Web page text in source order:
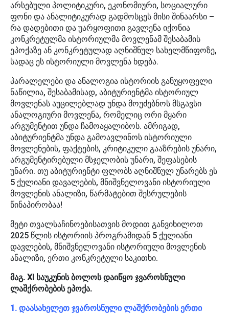
არსებული პოლიტიკური, ეკონომიური, სოციალური
ფონი და ანალიტიკურად გადმოსცეს მისი შინაარსი –
რა დადებითი და უარყოფითი გავლენა იქონია
კონკრეტულმა ისტორიულმა მოვლენამ შესაბამის
ეპოქაზე ან კონკრეტულად აღნიშნულ სახელმწიფოზე,
სადაც ეს ისტორიული მოვლენა ხდება.
პარალელები და ანალოგია ისტორიის განუყოფელი
ნაწილია, შესაბამისად, აბიტურიენტმა ისტორიულ
მოვლენას აუცილებლად უნდა მოუძებნოს მსგავსი
ანალოგიური მოვლენა, რომელიც ორი მყარი
არგუმენტით უნდა ჩამოაყალიბოს. ამრიგად,
აბიტურიენტმა უნდა გამოავლინოს ისტორიული
მოვლენების, ფაქტების, კრიტიკული გააზრების უნარი,
არგუმენტირებული მსჯელობის უნარი, შეფასების
უნარი. თუ აბიტურიენტი ფლობს აღნიშნულ უნარებს ეს
5 ქულიანი დავალების, მნიშვნელოვანი ისტორიული
მოვლენის ანალიზი, წარმატებით შესრულების
წინაპირობაა!
მეტი თვალსაჩინოებისათვის მოდით განვიხილოთ
2025 წლის ისტორიის პროგრამიდან 5 ქულიანი
დავლების, მნიშვნელოვანი ისტორიული მოვლენის
ანალიზი, ერთი კონკრეტული საკითხი.
მაგ. XI საუკუნის ბოლოს დაიწყო ჯვაროსნული
ლაშქრობების ეპოქა.
1. დაასახელეთ ჯვაროსნული ლაშქრობების ერთი